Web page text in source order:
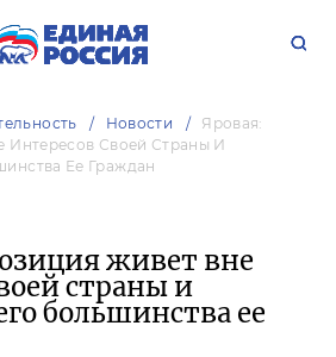
Новости
Яровая:
Интересов Своей Страны И
Ее Граждан
живет вне
страны и
большинства ее